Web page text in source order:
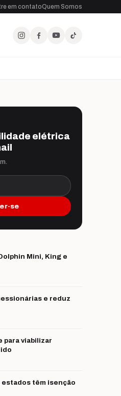
em contatoQuem Somos
elétrica
se
Mini, King e
e reduz
para viabilizar
estados têm isenção